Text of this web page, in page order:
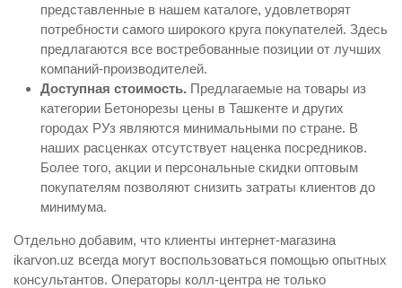
представленные в нашем каталоге, удовлетворят
потребности самого широкого круга покупателей. Здесь
предлагаются все востребованные позиции от лучших
компаний-производителей.
Доступная стоимость. Предлагаемые на товары из
категории Бетонорезы цены в Ташкенте и других
городах РУз являются минимальными по стране. В
наших расценках отсутствует наценка посредников.
Более того, акции и персональные скидки оптовым
покупателям позволяют снизить затраты клиентов до
минимума.
Отдельно добавим, что клиенты интернет-магазина
ikarvon.uz всегда могут воспользоваться помощью опытных
консультантов. Операторы колл-центра не только